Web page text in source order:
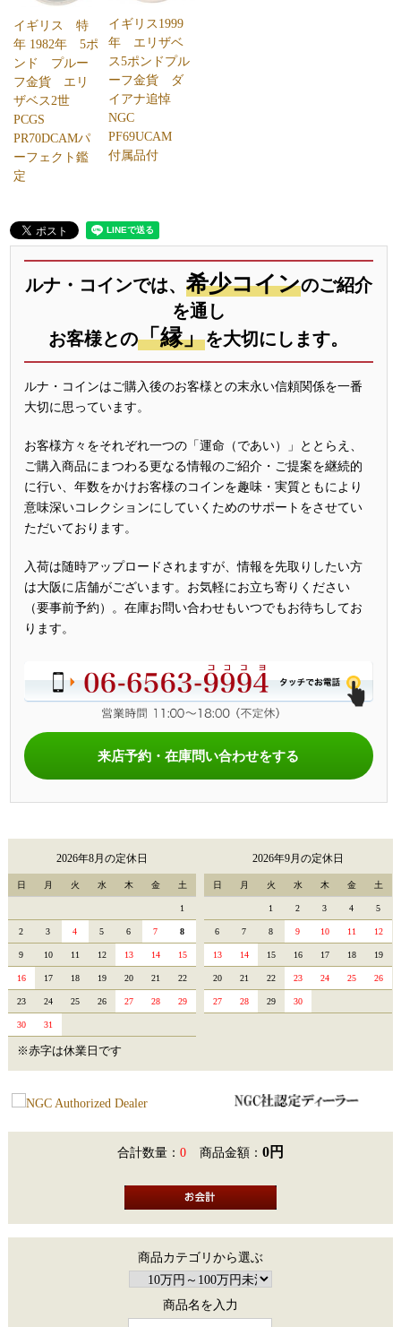
イギリス 特
年 1982年 5ポ
ンド プルー
フ金貨 エリ
ザベス2世
PCGS
PR70DCAMパ
ーフェクト鑑
定
イギリス1999
年 エリザベ
ス5ポンドプル
ーフ金貨 ダ
イアナ追悼
NGC
PF69UCAM
付属品付
ルナ・コインでは、 希少コインのご紹介
を通し
お客様との「縁」を大切にします。
ルナ・コインはご購入後のお客様との末永い信頼関係を一番
大切に思っています。
お客様方々をそれぞれ一つの「運命（であい）」ととらえ、
ご購入商品にまつわる更なる情報のご紹介・ご提案を継続的
に行い、年数をかけお客様のコインを趣味・実質ともにより
意味深いコレクションにしていくためのサポートをさせてい
ただいております。
入荷は随時アップロードされますが、情報を先取りしたい方
は大阪に店舗がございます。お気軽にお立ち寄りください
（要事前予約）。在庫お問い合わせもいつでもお待ちしてお
ります。
来店予約・在庫問い合わせをする
2026年8月の定休日
日 月 火 水 木 金 土
1
2 3 4 5 6 7 8
9 10 11 12 13 14 15
16 17 18 19 20 21 22
23 24 25 26 27 28 29
30 31
2026年9月の定休日
日 月 火 水 木 金 土
1 2 3 4 5
6 7 8 9 10 11 12
13 14 15 16 17 18 19
20 21 22 23 24 25 26
27 28 29 30
※赤字は休業日です
合計数量： 0 商品金額： 0円
商品カテゴリから選ぶ
商品名を入力